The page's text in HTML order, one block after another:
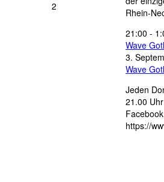
2
Rhein-
21:00 -
Wave
3.
Wave
Jeden
21.00
https://